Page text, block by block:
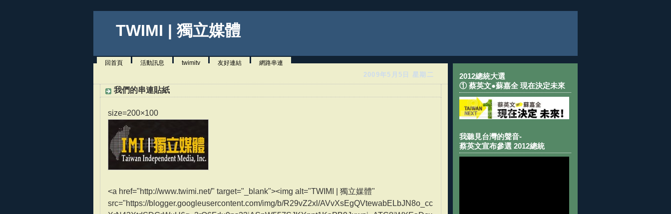
TWIMI | 獨立媒體
回首頁 活動訊息 twimitv 友好連結 網路串連
2009年5月5日 星期二
我們的串連貼紙
size=200×100
<a href="http://www.twimi.net/" target="_blank"><img alt="TWIMI | 獨立媒體"
src="https://blogger.googleusercontent.com/img/b/R29vZ2xl/AVvXsEgQVtewabELbJN8o_cc
2012總統大選
① 蔡英文●蘇嘉全 現在決定未來
我聽見台灣的聲音-
蔡英文宣布參選 2012總統